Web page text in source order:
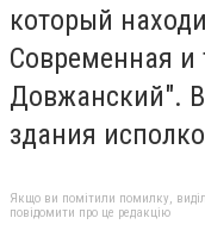
который
Современная и
Довжанский".
здания
Якщо ви помітили помилку,
повідомити про це редакцію